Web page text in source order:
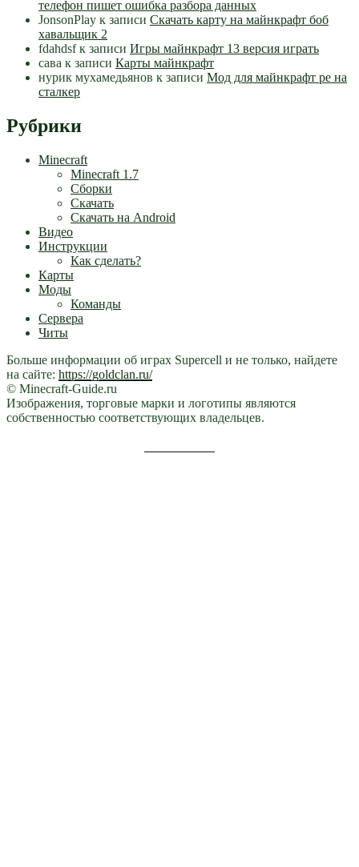
телефон пишет ошибка разбора данных
JonsonPlay к записи Скачать карту на майнкрафт боб
хавальщик 2
fdahdsfк записи Игры майнкрафт 13 версия играть
сава к записи Карты майнкрафт
нурик мухамедьянов к записи Мод для майнкрафт pe на
сталкер
Рубрики
Minecraft
Minecraft 1.7
Сборки
Скачать
Скачать на Android
Видео
Инструкции
Как сделать?
Карты
Моды
Команды
Сервера
Читы
Больше информации об играх Supercell и не только, найдете
на сайте: https://goldclan.ru/
© Minecraft-Guide.ru
Изображения, торговые марки и логотипы являются
собственностью соответствующих владельцев.